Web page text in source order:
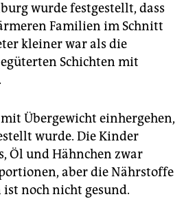
wurde festgestellt, dass
Familien im Schnitt
kleiner war als die
Schichten mit
Übergewicht einhergehen,
wurde. Die Kinder
Öl und Hähnchen zwar
aber die Nährstoffe
noch nicht gesund.